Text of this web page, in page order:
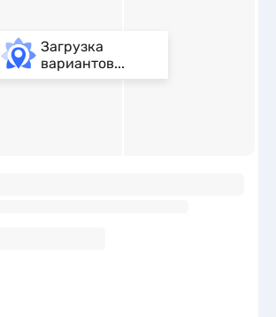
Загрузка
вариантов...